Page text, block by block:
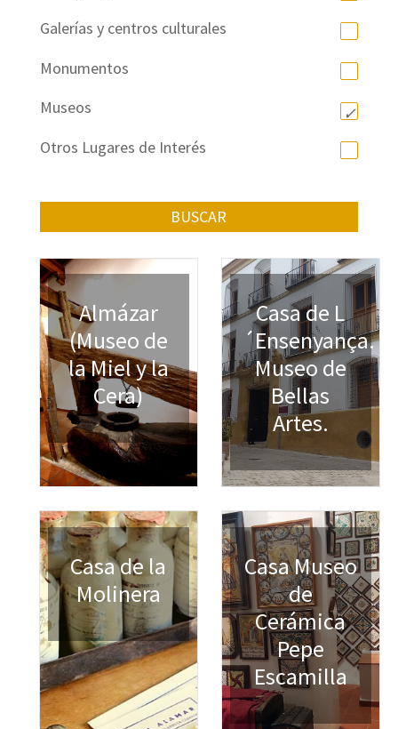
Galerías y centros culturales
Monumentos
Museos
Otros Lugares de Interés
BUSCAR
Almázar
(Museo de
la Miel y la
Cera)
Casa de L
´Ensenyança.
Museo de
Bellas
Artes.
Casa de la
Molinera
Casa Museo
de
Cerámica
Pepe
Escamilla